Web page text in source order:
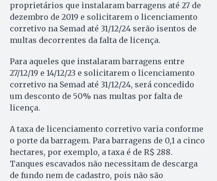
proprietários que instalaram barragens até 27 de
dezembro de 2019 e solicitarem o licenciamento
corretivo na Semad até 31/12/24 serão isentos de
multas decorrentes da falta de licença.
Para aqueles que instalaram barragens entre
27/12/19 e 14/12/23 e solicitarem o licenciamento
corretivo na Semad até 31/12/24, será concedido
um desconto de 50% nas multas por falta de
licença.
A taxa de licenciamento corretivo varia conforme
o porte da barragem. Para barragens de 0,1 a cinco
hectares, por exemplo, a taxa é de R$ 288.
Tanques escavados não necessitam de descarga
de fundo nem de cadastro, pois não são